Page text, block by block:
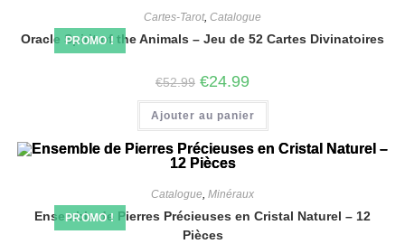
PROMO !
Cartes-Tarot, Catalogue
Oracle Spirit of the Animals – Jeu de 52 Cartes Divinatoires
€52.99 €24.99
Ajouter au panier
PROMO !
Catalogue, Minéraux
Ensemble de Pierres Précieuses en Cristal Naturel – 12
Pièces